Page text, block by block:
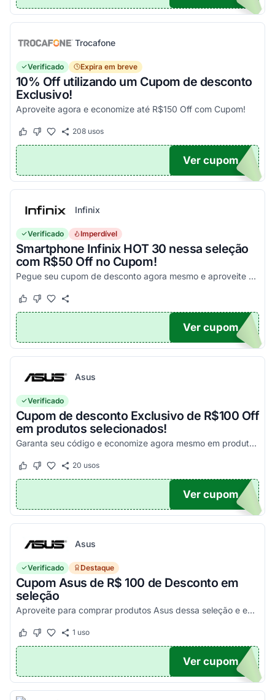
Trocafone
Verificado Expira em breve
10% Off utilizando um Cupom de desconto
Exclusivo!
Aproveite agora e economize até R$150 Off com Cupom!
Este cupom funcionou
Este cupom não funcionou
208usos
OM10
Ver cupom
Infinix
Verificado Imperdível
Smartphone Infinix HOT 30 nessa seleção
com R$50 Off no Cupom!
Pegue seu cupom de desconto agora mesmo e aproveite esta incrível oportunidade para economizar nas suas compras com este código!
Este cupom funcionou
Este cupom não funcionou
X50
Ver cupom
Asus
Verificado
Cupom de desconto Exclusivo de R$100 Off
em produtos selecionados!
Garanta seu código e economize agora mesmo em produtos selecionados!
Este cupom funcionou
Este cupom não funcionou
20 usos
100
Ver cupom
Asus
Verificado Destaque
Cupom Asus de R$ 100 de Desconto em
seleção
Aproveite para comprar produtos Asus dessa seleção e economize! - E1504FA-NJ1287
Este cupom funcionou
Este cupom não funcionou
1 uso
100
Ver cupom